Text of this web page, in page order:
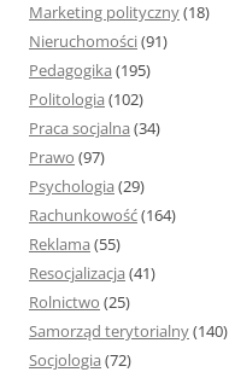
Marketing polityczny(18)
Nieruchomości(91)
Pedagogika (195)
Politologia (102)
Praca socjalna (34)
Prawo (97)
Psychologia (29)
Rachunkowość(164)
Reklama (55)
Resocjalizacja (41)
Rolnictwo (25)
Samorząd terytorialny(140)
Socjologia (72)